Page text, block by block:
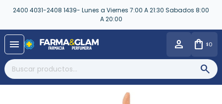
2400 4031-2408 1439- Lunes a Viernes 7:00 A 21:30 Sabados 8:00
A 20:00
menu $0